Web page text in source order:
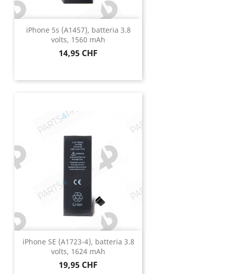
iPhone 5s (A1457), batteria 3.8
volts, 1560 mAh
Prezzo
14,95 CHF
iPhone SE (A1723-4), batteria 3.8
volts, 1624 mAh
Prezzo
19,95 CHF